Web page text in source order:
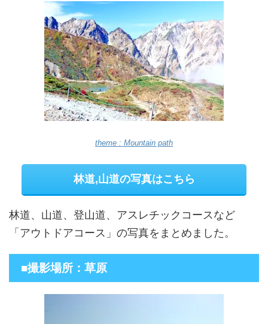
theme : Mountain path
林道,山道の写真はこちら
林道、山道、登山道、アスレチックコースなど
「アウトドアコース」の写真をまとめました。
■撮影場所：草原